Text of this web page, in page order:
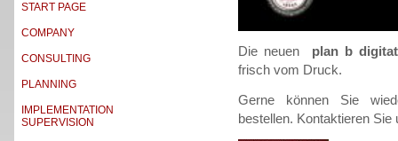
START PAGE
COMPANY
CONSULTING
PLANNING
IMPLEMENTATION
SUPERVISION
Die neuen plan b
frisch vom Druck.
Gerne können Sie
bestellen. Kontaktieren